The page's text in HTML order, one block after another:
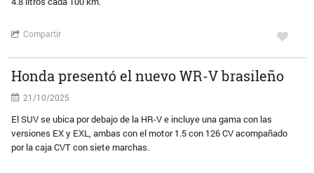
Compartir
Honda presentó el nuevo WR-V brasileño
21/10/2025
El SUV se ubica por debajo de la HR-V e incluye una gama con las
versiones EX y EXL, ambas con el motor 1.5 con 126 CV acompañado
por la caja CVT con siete marchas.